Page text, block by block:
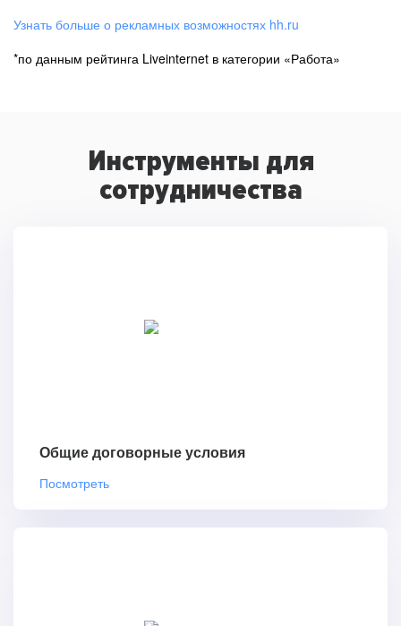
Узнать больше о рекламных возможностях hh.ru
*по данным рейтинга Liveinternet в категории «Работа»
Инструменты для
сотрудничества
Общие договорные условия
Посмотреть